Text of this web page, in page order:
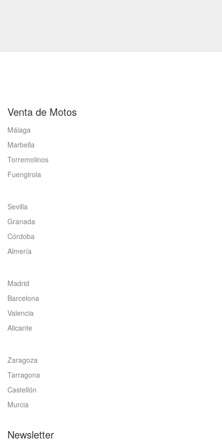
Venta de Motos
Málaga
Marbella
Torremolinos
Fuengirola
Sevilla
Granada
Córdoba
Almería
Madrid
Barcelona
Valencia
Alicante
Zaragoza
Tarragona
Castellón
Murcia
Newsletter